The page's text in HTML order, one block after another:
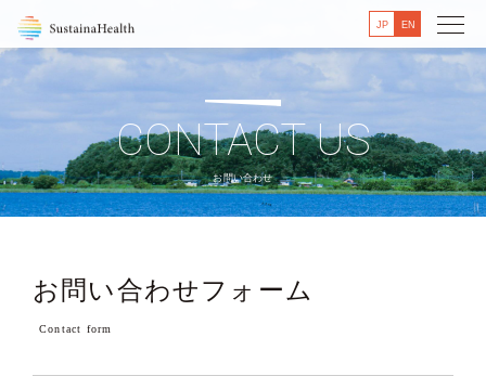
JP EN
CONTACT US
お問い合わせ
お問い合わせフォーム
Contact form